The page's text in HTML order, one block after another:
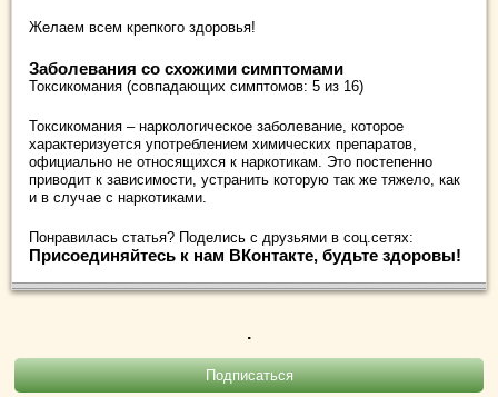
Желаем всем крепкого здоровья!
Заболевания со схожими симптомами
Токсикомания (совпадающих симптомов: 5 из 16)
Токсикомания – наркологическое заболевание, которое
характеризуется употреблением химических препаратов,
официально не относящихся к наркотикам. Это постепенно
приводит к зависимости, устранить которую так же тяжело, как
и в случае с наркотиками.
Понравилась статья? Поделись с друзьями в соц.сетях:
Присоединяйтесь к нам ВКонтакте, будьте здоровы!
.